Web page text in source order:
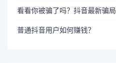
看看你被骗了吗？抖音最新骗局
普通抖音用户如何赚钱？